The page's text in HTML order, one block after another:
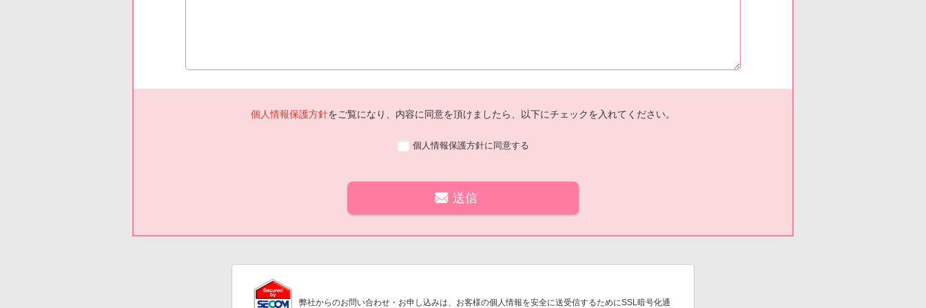
個人情報保護方針をご覧になり、内容に同意を頂けましたら、以下にチェックを入れてください。
個人情報保護方針に同意する
弊社からのお問い合わせ・お申し込みは、お客様の個人情報を安全に送受信するためにSSL暗号化通